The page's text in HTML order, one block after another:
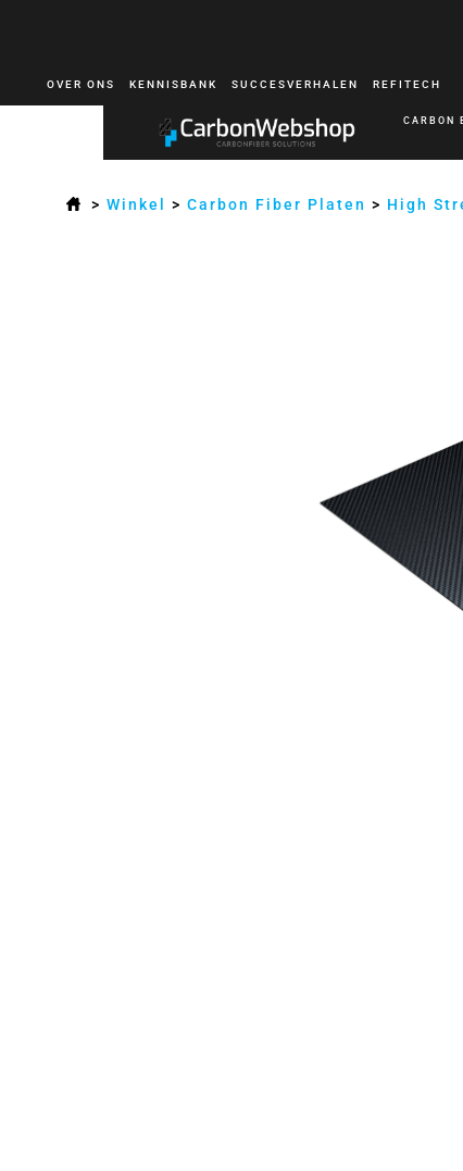
OVER ONS KENNISBANK SUCCESVERHALEN REFITECH
CARBON
>Winkel >Carbon Fiber Platen > High